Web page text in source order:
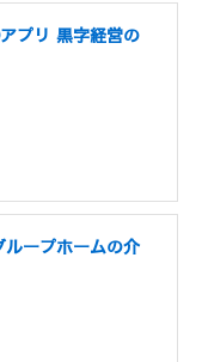
プリ 黒字経営の
ープホームの介